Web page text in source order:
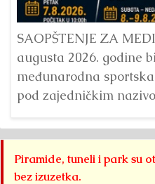
SAOPŠTENJE ZA
augusta 2026. godine
međunarodna
pod zajedničkim
Piramide, tuneli i park su
bez izuzetka.